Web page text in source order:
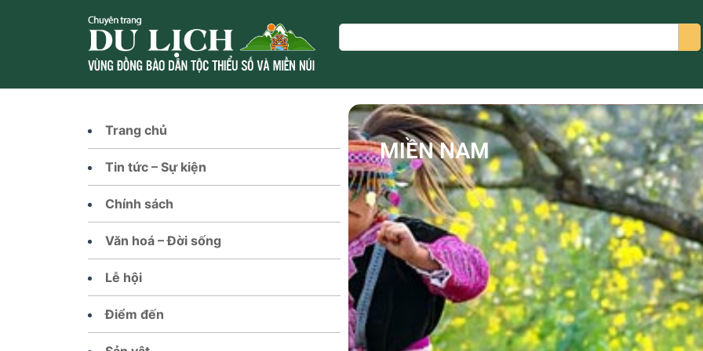
Search
Trang chủ
Tin tức – Sự kiện
Chính sách
Văn hoá – Đời sống
Lễ hội
Điểm đến
MIỀN NAM